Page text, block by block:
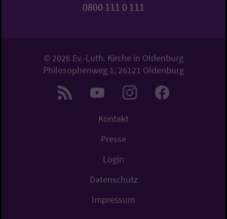
0800 111 0 111
© 2026 Ev.-Luth. Kirche in Oldenburg
Philosophenweg 1, 26121 Oldenburg
Kontakt
Presse
Login
Datenschutz
Impressum